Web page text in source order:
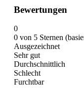
Bewertungen
0
0 von 5 Sternen
Ausgezeichnet
Sehr gut
Durchschnittlich
Schlecht
Furchtbar